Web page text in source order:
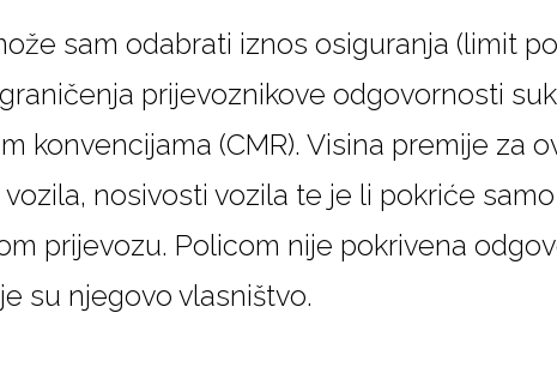
sam odabrati iznos osiguranja (limit
prijevoznikove odgovornosti
konvencijama (CMR). Visina premije za
nosivosti vozila te je li pokriće
prijevozu. Policom nije pokrivena
su njegovo vlasništvo.